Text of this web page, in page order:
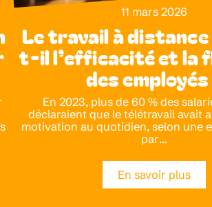
11 mars 2026
Le travail à
t-il l’efficacité et la
des employés
En 2023, plus de 60 % des
déclaraient que le télétravail avait
motivation au quotidien, selon une
par…
En savoir plus